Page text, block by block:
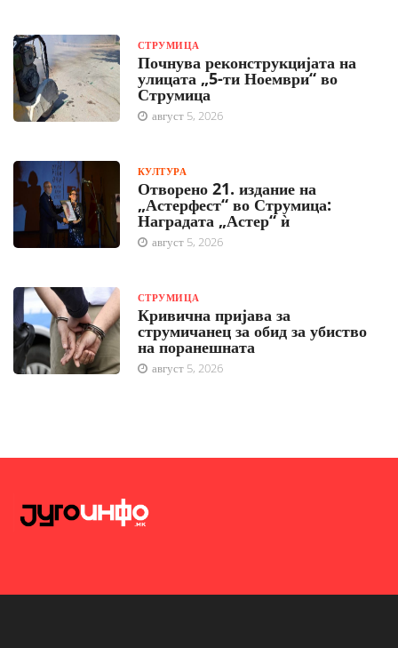
СТРУМИЦА
Почнува реконструкцијата на
улицата „5-ти Ноември“ во
Струмица
август 5, 2026
КУЛТУРА
Отворено 21. издание на
„Астерфест“ во Струмица:
Наградата „Астер“ ѝ
август 5, 2026
СТРУМИЦА
Кривична пријава за
струмичанец за обид за убиство
на поранешната
август 5, 2026